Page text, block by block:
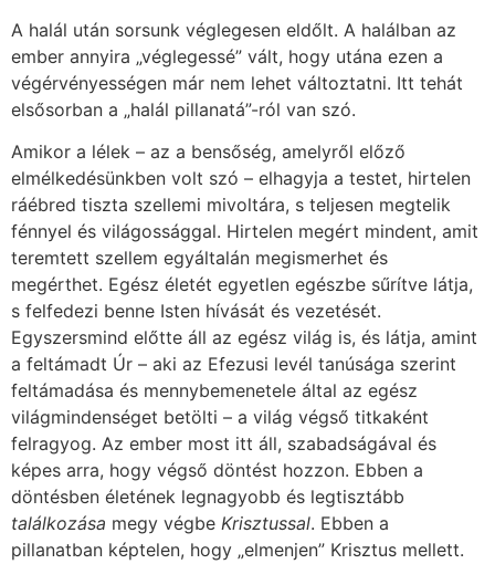
A halál után sorsunk véglegesen eldőlt. A halálban az
ember annyira „véglegessé” vált, hogy utána ezen a
végérvényességen már nem lehet változtatni. Itt tehát
elsősorban a „halál pillanatá”-ról van szó.
Amikor a lélek – az a bensőség, amelyről előző
elmélkedésünkben volt szó – elhagyja a testet, hirtelen
ráébred tiszta szellemi mivoltára, s teljesen megtelik
fénnyel és világossággal. Hirtelen megért mindent, amit
teremtett szellem egyáltalán megismerhet és
megérthet. Egész életét egyetlen egészbe sűrítve látja,
s felfedezi benne Isten hívását és vezetését.
Egyszersmind előtte áll az egész világ is, és látja, amint
a feltámadt Úr – aki az Efezusi levél tanúsága szerint
feltámadása és mennybemenetele által az egész
világmindenséget betölti – a világ végső titkaként
felragyog. Az ember most itt áll, szabadságával és
képes arra, hogy végső döntést hozzon. Ebben a
döntésben életének legnagyobb és legtisztább
találkozása megy végbe Krisztussal. Ebben a
pillanatban képtelen, hogy „elmenjen” Krisztus mellett.